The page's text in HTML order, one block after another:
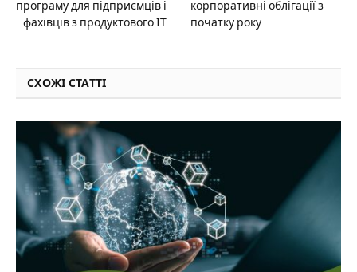
програму для підприємців і
фахівців з продуктового ІТ
корпоративні облігації з
початку року
СХОЖІ СТАТТІ